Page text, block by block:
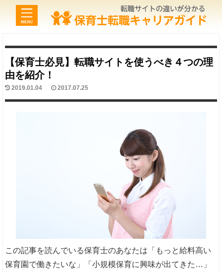
【保育士必見】転職サイトを使うべき４つの理
由を紹介！
2019.01.04 2017.07.25
この記事を読んでいる保育士のあなたは「もっと給料高い
保育園で働きたいな」「小規模保育に興味が出てきた…」